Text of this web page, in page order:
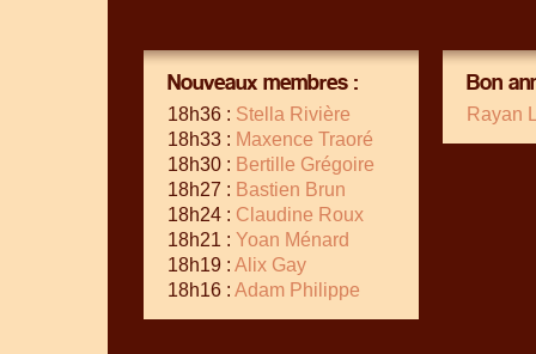
Nouveaux membres :
18h36 : Stella Rivière
18h33 : Maxence Traoré
18h30 : Bertille Grégoire
18h27 : Bastien Brun
18h24 : Claudine Roux
18h21 : Yoan Ménard
18h19 : Alix Gay
18h16 : Adam Philippe
Bon
Rayan